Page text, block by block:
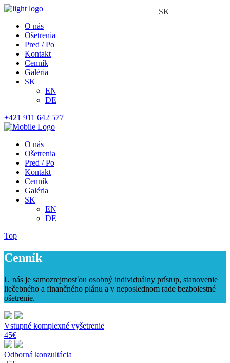
O nás
Ošetrenia
Pred / Po
Kontakt
Cenník
Galéria
SK
EN
DE
+421 911 642 577
SK
O nás
Ošetrenia
Pred / Po
Kontakt
Cenník
Galéria
SK
EN
DE
Top
Cenník
U nás je samozrejmosťou osobný individuálny prístup, stanovenie
liečebného a finančného plánu a v neposlednom rade bezbolestné
ošetrenie.
Vstupné komplexné vyšetrenie
45€
Odborná konzultácia